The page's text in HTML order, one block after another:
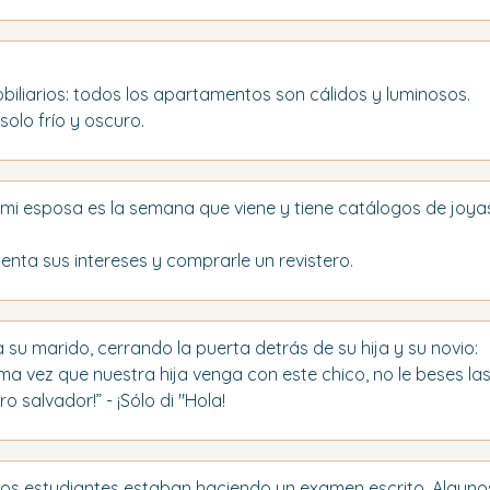
todos los apartamentos son cálidos y luminosos.
frío y oscuro.
esposa es la semana que viene y tiene catálogos de
sus intereses y comprarle un revistero.
su marido, cerrando la puerta detrás de su hija y su novio:
vez que nuestra hija venga con este chico, no le beses
salvador!” - ¡Sólo di "Hola!